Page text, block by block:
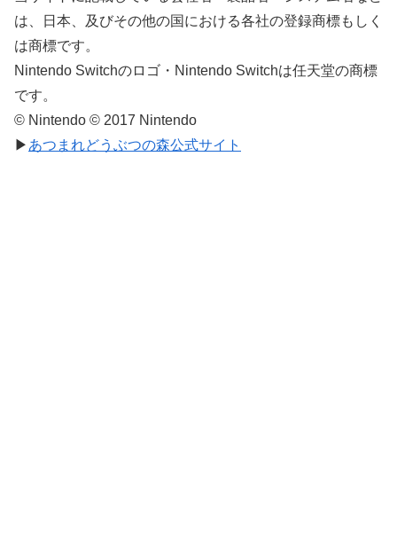
は、日本、及びその他の国における各社の登録商標もしく
は商標です。
Nintendo Switchのロゴ・Nintendo Switchは任天堂の商標
です。
© Nintendo © 2017 Nintendo
▶ あつまれどうぶつの森公式サイト